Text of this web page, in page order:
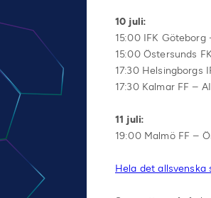
10 juli:
15:00 IFK Göteborg
15:00 Östersunds
17:30 Helsingborgs
17:30 Kalmar FF –
11 juli:
19:00 Malmö FF –
Hela det allsvenska